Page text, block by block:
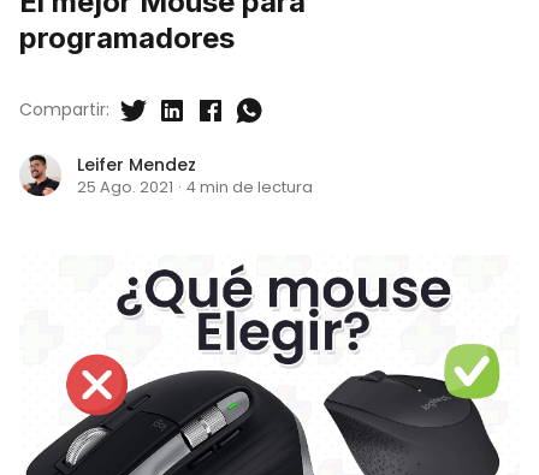
programadores
Leifer Mendez
25 Ago. 2021 · 4 min de lectura
Compartir: